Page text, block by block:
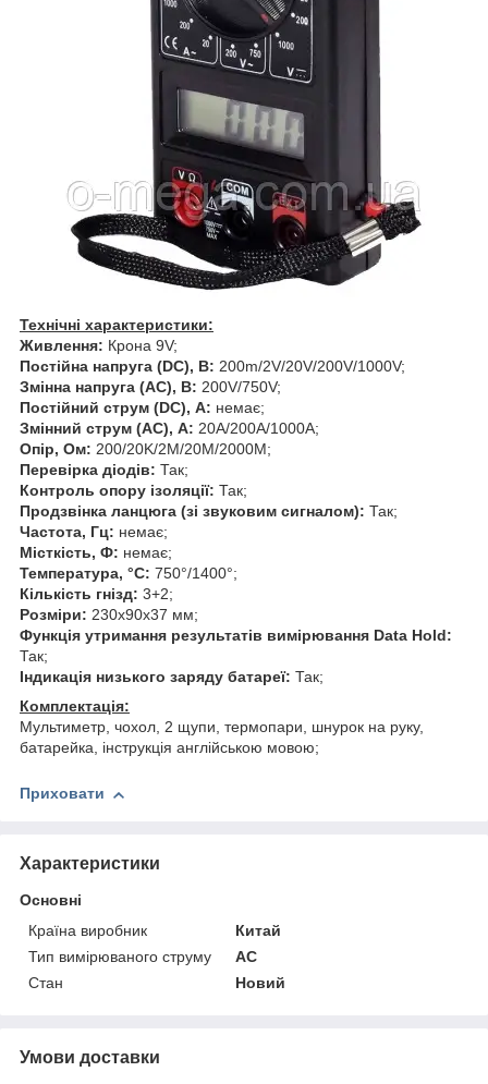
Технічні характеристики:
Живлення: Крона 9V;
Постійна напруга (DC), В: 200m/2V/20V/200V/1000V;
Змінна напруга (AC), В: 200V/750V;
Постійний струм (DC), А: немає;
Змінний струм (AC), А: 20A/200A/1000A;
Опір, Ом: 200/20K/2M/20M/2000M;
Перевірка діодів: Так;
Контроль опору ізоляції: Так;
Продзвінка ланцюга (зі звуковим сигналом): Так;
Частота, Гц: немає;
Місткість, Ф: немає;
Температура, °C: 750°/1400°;
Кількість гнізд: 3+2;
Розміри: 230x90x37 мм;
Функція утримання результатів вимірювання Data Hold:
Так;
Індикація низького заряду батареї: Так;
Комплектація:
Мультиметр, чохол, 2 щупи, термопари, шнурок на руку,
батарейка, інструкція англійською мовою;
Приховати
Характеристики
Основні
Країна виробник
Китай
Тип вимірюваного струму
AC
Стан
Новий
Умови доставки